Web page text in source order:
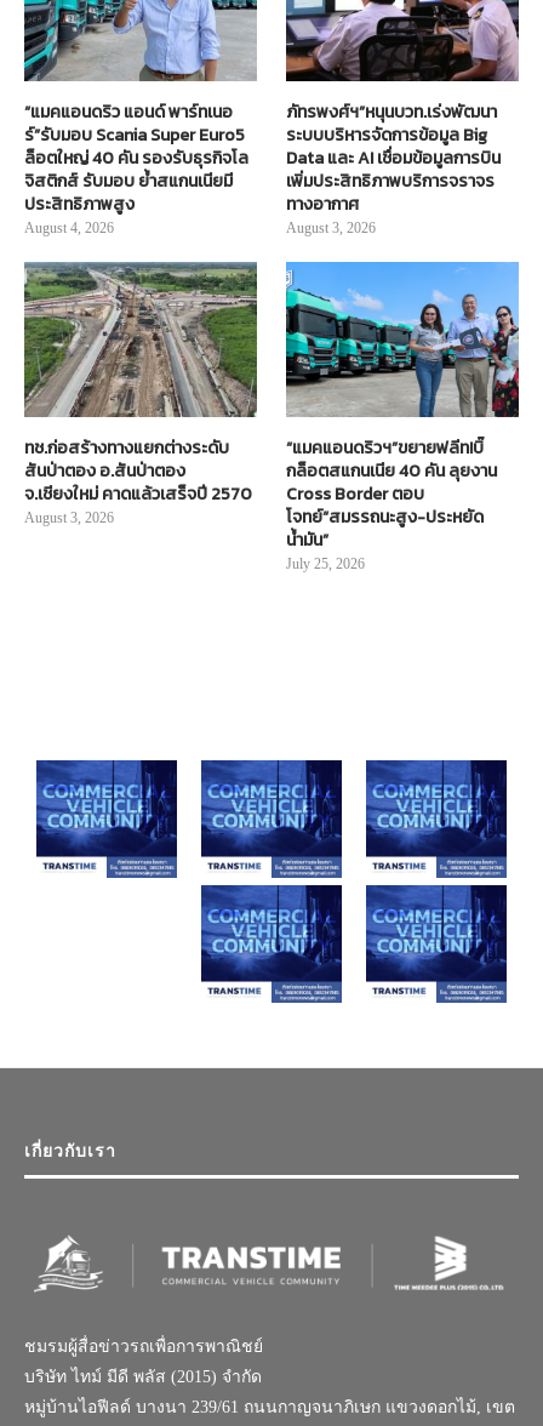
“แมคแอนดริว แอนด์ พาร์ทเนอ
ร์”รับมอบ Scania Super Euro5
ล็อตใหญ่ 40 คัน รองรับธุรกิจโล
จิสติกส์ รับมอบ ย้ำสแกนเนียมี
ประสิทธิภาพสูง
August 4, 2026
ภัทรพงศ์ฯ”หนุนบวท.เร่งพัฒนา
ระบบบริหารจัดการข้อมูล Big
Data และ AI เชื่อมข้อมูลการบิน
เพิ่มประสิทธิภาพบริการจราจร
ทางอากาศ
August 3, 2026
ทช.ก่อสร้างทางแยกต่างระดับ
สันป่าตอง อ.สันป่าตอง
จ.เชียงใหม่ คาดแล้วเสร็จปี 2570
August 3, 2026
“แมคแอนดริวฯ”ขยายฟลีท!บิ๊
กล็อตสแกนเนีย 40 คัน ลุยงาน
Cross Border ตอบ
โจทย์“สมรรถนะสูง-ประหยัด
น้ำมัน”
July 25, 2026
เกี่ยวกับเรา
ชมรมผู้สื่อข่าวรถเพื่อการพาณิชย์
บริษัท ไทม์ มีดี พลัส (2015) จำกัด
หมู่บ้านไอฟีลด์ บางนา 239/61 ถนนกาญจนาภิเษก แขวงดอกไม้, เขต